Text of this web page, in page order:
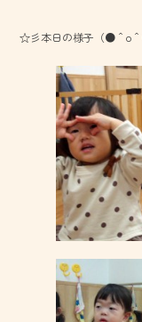
☆彡本日の様子（●＾o＾